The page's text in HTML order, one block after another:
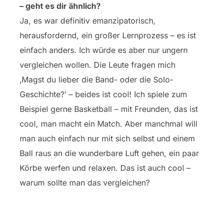
– geht es dir ähnlich?
Ja, es war definitiv emanzipatorisch,
herausfordernd, ein großer Lernprozess – es ist
einfach anders. Ich würde es aber nur ungern
vergleichen wollen. Die Leute fragen mich
‚Magst du lieber die Band- oder die Solo-
Geschichte?’ – beides ist cool! Ich spiele zum
Beispiel gerne Basketball – mit Freunden, das ist
cool, man macht ein Match. Aber manchmal will
man auch einfach nur mit sich selbst und einem
Ball raus an die wunderbare Luft gehen, ein paar
Körbe werfen und relaxen. Das ist auch cool –
warum sollte man das vergleichen?